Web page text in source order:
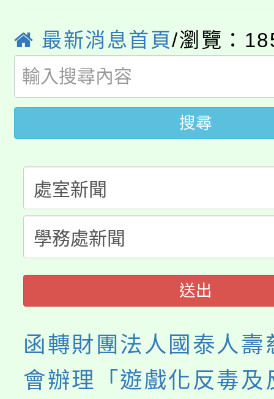
生本土語及新住民語歌
公告本校115學年度第
代理(課)教師甄選結果(
公告本校115學年度第
代理(課)教師甄選結果(
轉知中國文化大學推廣
《TA101》溝通分析基
程，歡迎學生輔導中心
心理、諮商輔導、社會
系所師生報名參加。
轉知苗栗縣政府辦理
縣市「校園短影音徵選
門員」簡章及活動海報
踴躍報名參加。
桃園市115學年度學生
要點
「桃園市補助參觀特色
展演活動實施計畫」
115年度「教育部表揚
義教育推展貢獻獎」
最新消息首頁/瀏覽：
搜尋
送出
函轉財團法人國泰人壽
會辦理「遊戲化反毒及